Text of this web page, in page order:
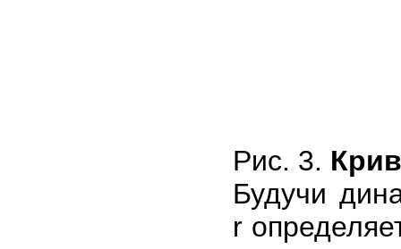
Рис. 3.
Будучи
r